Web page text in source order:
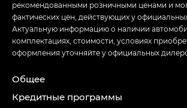
рекомендованными розничными ценами и
фактических цен, действующих у
Актуальную информацию о наличии
комплектациях, стоимости, условиях
оформления уточняйте у официальных
Общее
Кредитные программы